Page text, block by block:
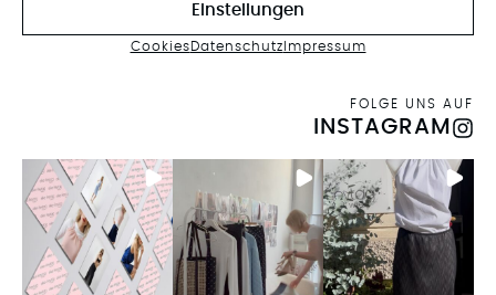
Einstellungen
CookiesDatenschutz Impressum
FOLGE UNS AUF
INSTAGRAM